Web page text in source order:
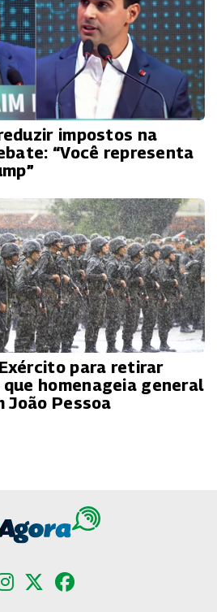
impostos na
“Você representa
para retirar
homenageia general
João Pessoa